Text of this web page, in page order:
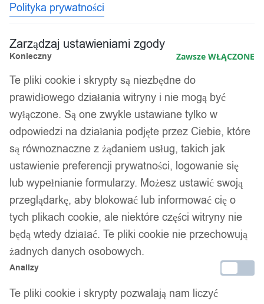
/ 4
Polityka prywatności
Zarządzaj ustawieniami zgody
Konieczny Zawsze WŁĄCZONE
Te pliki cookie i skrypty są niezbędne do
prawidłowego działania witryny i nie mogą być
wyłączone. Są one zwykle ustawiane tylko w
odpowiedzi na działania podjęte przez Ciebie, które
są równoznaczne z żądaniem usług, takich jak
ustawienie preferencji prywatności, logowanie się
lub wypełnianie formularzy. Możesz ustawić swoją
przeglądarkę, aby blokować lub informować cię o
tych plikach cookie, ale niektóre części witryny nie
będą wtedy działać. Te pliki cookie nie przechowują
żadnych danych osobowych.
Analizy
Te pliki cookie i skrypty pozwalają nam liczyć